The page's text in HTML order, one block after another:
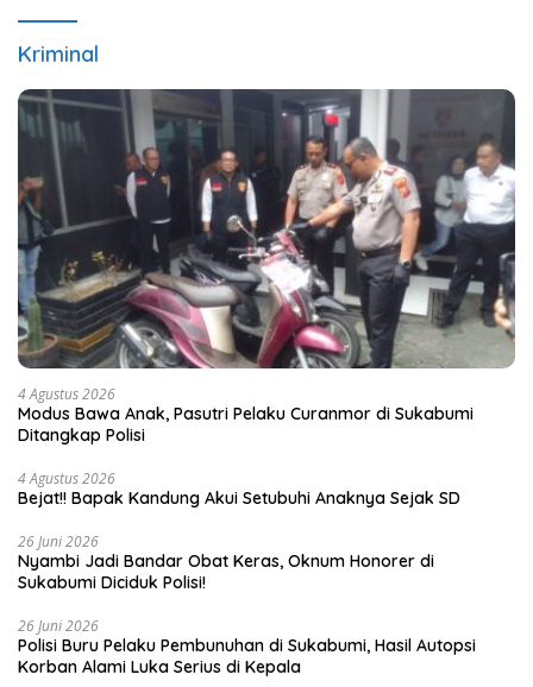
Kriminal
4 Agustus 2026
Modus Bawa Anak, Pasutri Pelaku Curanmor di Sukabumi
Ditangkap Polisi
4 Agustus 2026
Bejat!! Bapak Kandung Akui Setubuhi Anaknya Sejak SD
26 Juni 2026
Nyambi Jadi Bandar Obat Keras, Oknum Honorer di
Sukabumi Diciduk Polisi!
26 Juni 2026
Polisi Buru Pelaku Pembunuhan di Sukabumi, Hasil Autopsi
Korban Alami Luka Serius di Kepala